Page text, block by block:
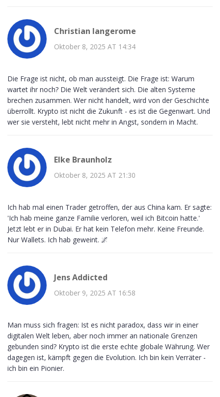
Christian langerome
Oktober 8, 2025 AT 14:34
Die Frage ist nicht, ob man aussteigt. Die Frage ist: Warum
wartet ihr noch? Die Welt verändert sich. Die alten Systeme
brechen zusammen. Wer nicht handelt, wird von der Geschichte
überrollt. Krypto ist nicht die Zukunft - es ist die Gegenwart. Und
wer sie versteht, lebt nicht mehr in Angst, sondern in Macht.
Elke Braunholz
Oktober 8, 2025 AT 21:30
Ich hab mal einen Trader getroffen, der aus China kam. Er sagte:
'Ich hab meine ganze Familie verloren, weil ich Bitcoin hatte.'
Jetzt lebt er in Dubai. Er hat kein Telefon mehr. Keine Freunde.
Nur Wallets. Ich hab geweint. 🌌
Jens Addicted
Oktober 9, 2025 AT 16:58
Man muss sich fragen: Ist es nicht paradox, dass wir in einer
digitalen Welt leben, aber noch immer an nationale Grenzen
gebunden sind? Krypto ist die erste echte globale Währung. Wer
dagegen ist, kämpft gegen die Evolution. Ich bin kein Verräter -
ich bin ein Pionier.